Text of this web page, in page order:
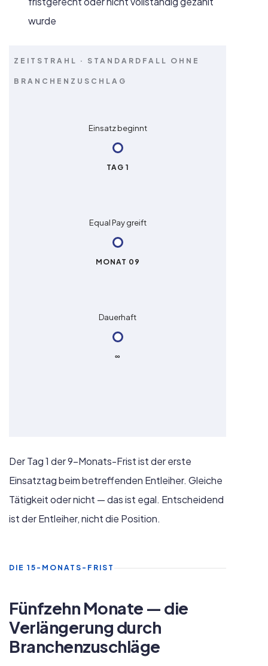
wurde
ZEITSTRAHL · STANDARDFALL OHNE
BRANCHENZUSCHLAG
Einsatz beginnt
TAG 1
Equal Pay greift
MONAT 09
Dauerhaft
∞
Der Tag 1 der 9-Monats-Frist ist der erste
Einsatztag beim betreffenden Entleiher. Gleiche
Tätigkeit oder nicht — das ist egal. Entscheidend
ist der Entleiher, nicht die Position.
DIE 15-MONATS-FRIST
Fünfzehn Monate — die
Verlängerung durch
Branchenzuschläge